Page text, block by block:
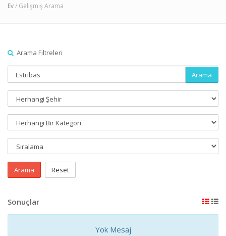
Ev/ Gelişmiş Arama
Arama Filtreleri
Arama
Arama Reset
Sonuçlar
Yok Mesaj